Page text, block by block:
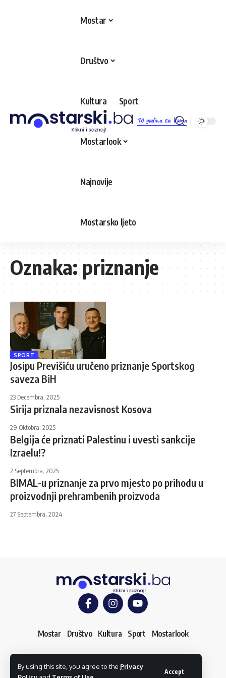
By using this site, you agree to the Privacy
Accept
10 godina sa Vama
Mostar
Društvo
Kultura Sport
Mostarlook
Najnovije
Mostarsko ljeto
Oznaka:priznanje
SPORT
Josipu Previšiću uručeno priznanje Sportskog
saveza BiH
23 Decembra, 2025
Sirija priznala nezavisnost Kosova
29 Oktobra, 2025
Belgija će priznati Palestinu i uvesti sankcije
Izraelu!?
2 Septembra, 2025
BIMAL-u priznanje za prvo mjesto po prihodu u
proizvodnji prehrambenih proizvoda
27 Septembra, 2024
Mostar Društvo Kultura Sport Mostarlook
O nama Impressum Uslovi korištenja Kontakt